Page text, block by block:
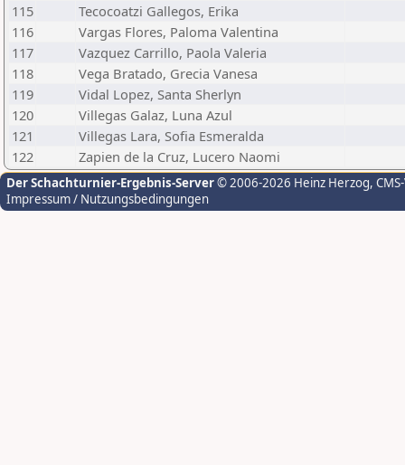
115
Tecocoatzi Gallegos, Erika
116
Vargas Flores, Paloma Valentina
117
Vazquez Carrillo, Paola Valeria
118
Vega Bratado, Grecia Vanesa
119
Vidal Lopez, Santa Sherlyn
120
Villegas Galaz, Luna Azul
121
Villegas Lara, Sofia Esmeralda
122
Zapien de la Cruz, Lucero Naomi
Der Schachturnier-Ergebnis-Server© 2006-2026 Heinz Herzog,
Impressum / Nutzungsbedingungen